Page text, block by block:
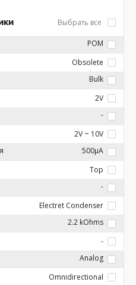
Выбрать все
POM
Obsolete
Bulk
2V
-
2V ~ 10V
500µA
Top
-
Electret Condenser
2.2 kOhms
-
Analog
Omnidirectional